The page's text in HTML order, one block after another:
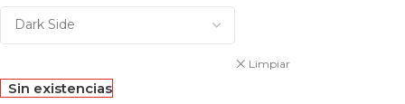
Limpiar
Sin existencias